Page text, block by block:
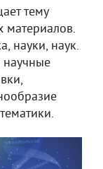
тему
материалов.
науки, наук.
научные